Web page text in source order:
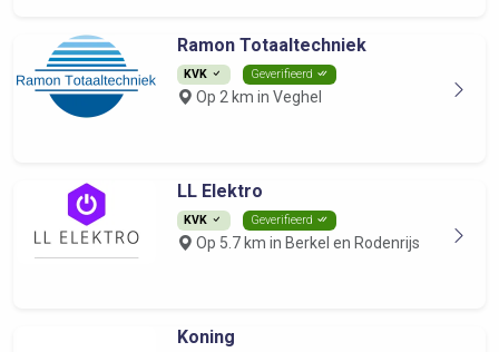
Ramon Totaaltechniek
KVK Geverifieerd
Op 2 km in Veghel
LL Elektro
KVK Geverifieerd
Op 5.7 km in Berkel en Rodenrijs
Koning